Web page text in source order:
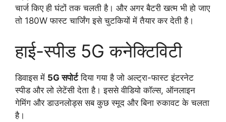
चार्ज किए ही घंटों तक चलती है। और अगर बैटरी खत्म भी हो जाए
तो 180W फास्ट चार्जिंग इसे चुटकियों में तैयार कर देती है।
हाई-स्पीड 5G कनेक्टिविटी
डिवाइस में 5G सपोर्टदिया गया है जो अल्ट्रा-फास्ट इंटरनेट
स्पीड और लो लेटेंसी देता है। इससे वीडियो कॉल्स, ऑनलाइन
गेमिंग और डाउनलोड्स सब कुछ स्मूद और बिना रुकावट के चलता
है।